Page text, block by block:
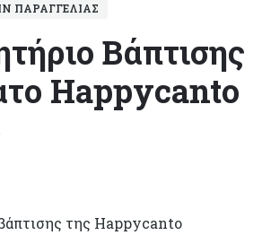
ΠΑΡΑΓΓΕΛΊΑΣ
Βάπτισης
Happycanto
της Happycanto